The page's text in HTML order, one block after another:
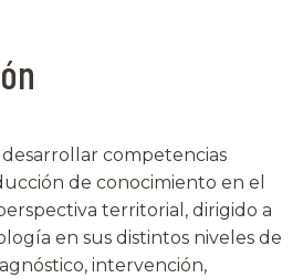
competencias
de conocimiento en el
territorial, dirigido a
en sus distintos niveles de
intervención,